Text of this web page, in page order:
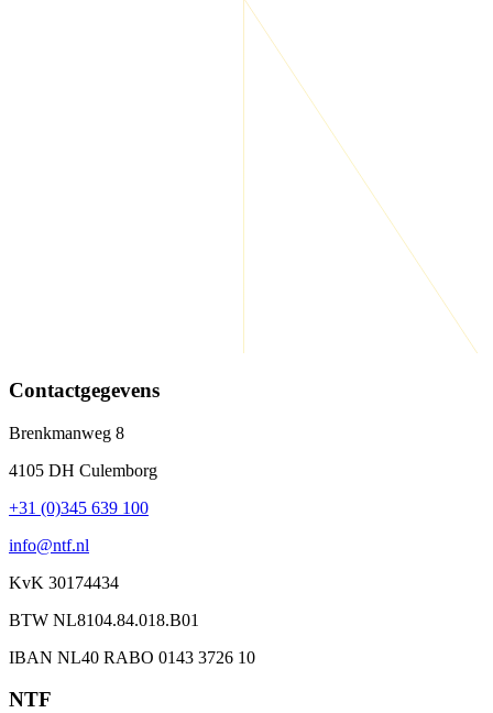
Contactgegevens
Brenkmanweg 8
4105 DH Culemborg
+31 (0)345 639 100
info@ntf.nl
KvK 30174434
BTW NL8104.84.018.B01
IBAN NL40 RABO 0143 3726 10
NTF